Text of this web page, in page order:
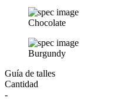
Chocolate
Burgundy
Guía de talles
Cantidad
-